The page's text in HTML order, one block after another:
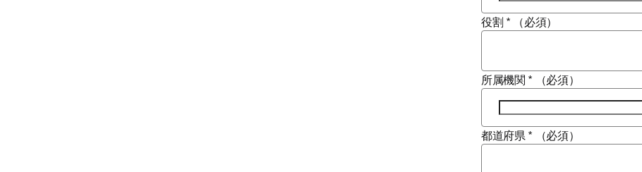
役割 * （必須）
所属機関 * （必須）
都道府県 * （必須）